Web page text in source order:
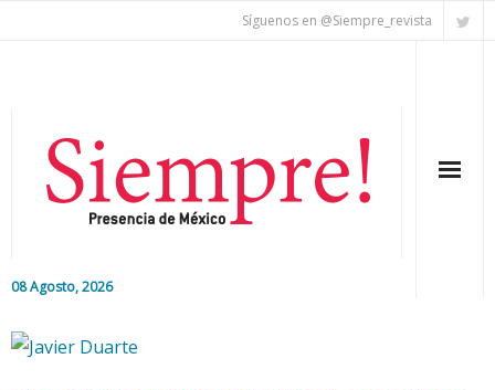
Síguenos en @Siempre_revista
08 Agosto, 2026